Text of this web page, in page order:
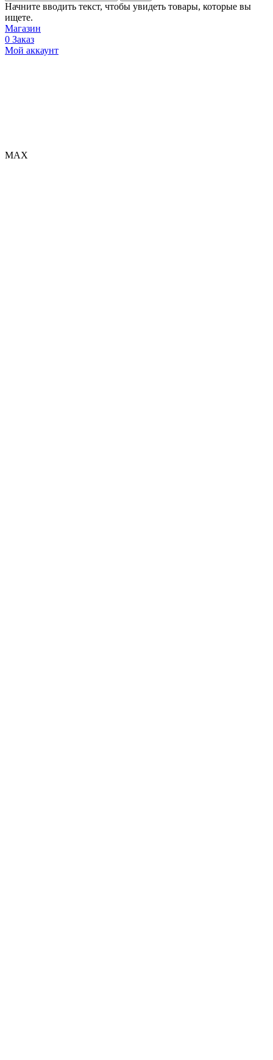
Начните вводить текст, чтобы увидеть товары, которые вы
ищете.
Магазин
0 Заказ
Мой аккаунт
МАХ